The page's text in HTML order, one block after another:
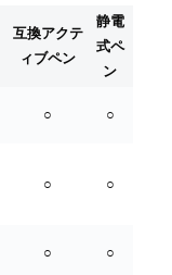
互換アクテ
ィブペン
静電
式ペ
ン
○ ○
○ ○
○ ○